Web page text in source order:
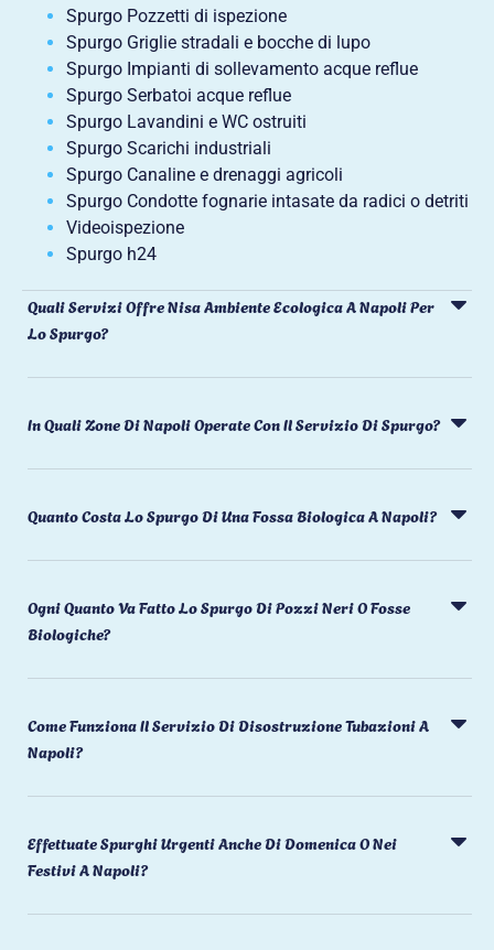
Spurgo Pozzetti di ispezione
Spurgo Griglie stradali e bocche di lupo
Spurgo Impianti di sollevamento acque reflue
Spurgo Serbatoi acque reflue
Spurgo Lavandini e WC ostruiti
Spurgo Scarichi industriali
Spurgo Canaline e drenaggi agricoli
Spurgo Condotte fognarie intasate da radici o detriti
Videoispezione
Spurgo h24
Quali Servizi Offre Nisa Ambiente Ecologica A Napoli Per
Lo Spurgo?
In Quali Zone Di Napoli Operate Con Il Servizio Di Spurgo?
Quanto Costa Lo Spurgo Di Una Fossa Biologica A Napoli?
Ogni Quanto Va Fatto Lo Spurgo Di Pozzi Neri O Fosse
Biologiche?
Come Funziona Il Servizio Di Disostruzione Tubazioni A
Napoli?
Effettuate Spurghi Urgenti Anche Di Domenica O Nei
Festivi A Napoli?